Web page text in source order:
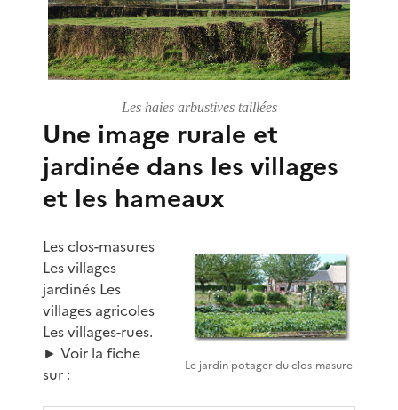
Les haies arbustives taillées
Une image rurale et
jardinée dans les villages
et les hameaux
Le jardin potager du clos-masure
Les clos-masures
Les villages
jardinés Les
villages agricoles
Les villages-rues.
► Voir la fiche
sur :